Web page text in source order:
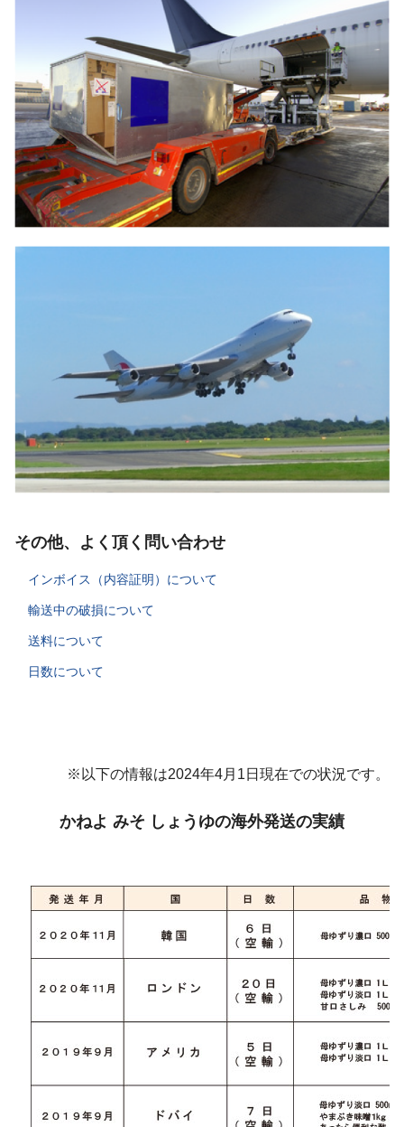
その他、よく頂く問い合わせ
インボイス（内容証明）について
輸送中の破損について
送料について
日数について
※以下の情報は2024年4月1日現在での状況です。
かねよ みそ しょうゆの海外発送の実績